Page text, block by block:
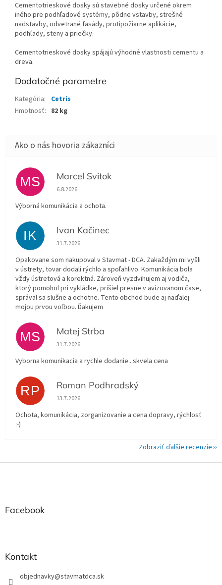
Cementotrieskové dosky sú stavebné doskyurčené okrem
iného pre podhľadové systémy, pôdne vstavby, strešné
nadstavby, odvetrané fasády, protipožiarne aplikácie,
podhľady, steny a priečky.
Cementotrieskové dosky spájajú výhodné vlastnosti cementu a
dreva.
Dodatočné parametre
Kategória:
Cetris
Hmotnosť: 82 kg
MS Marcel Svitok
Hodnotenie obchodu je 5 z 5 hviezdičiek.
6.8.2026
Výborná komunikácia a ochota.
IK Ivan Kačinec
Hodnotenie obchodu je 5 z 5 hviezdičiek.
31.7.2026
Opakovane som nakupoval v Stavmat - DCA. Zakaždým mi vyšli
v ústrety, tovar dodali rýchlo a spoľahlivo. Komunikácia bola
vždy ústretová a korektná. Zároveň vyzdvihujem aj vodiča,
ktorý pomohol pri vykládke, prišiel presne v avizovanom čase,
správal sa slušne a ochotne. Tento obchod bude aj naďalej
mojou prvou voľbou. Ďakujem
MS Matej Strba
Hodnotenie obchodu je 5 z 5 hviezdičiek.
31.7.2026
Vyborna komunikacia a rychle dodanie...skvela cena
RP Roman Podhradský
Hodnotenie obchodu je 5 z 5 hviezdičiek.
13.7.2026
Ochota, komunikácia, zorganizovanie a cena dopravy, rýchlosť
:-)
Zobraziť ďalšie recenzie
Facebook
Kontakt
objednavky@stavmatdca.sk